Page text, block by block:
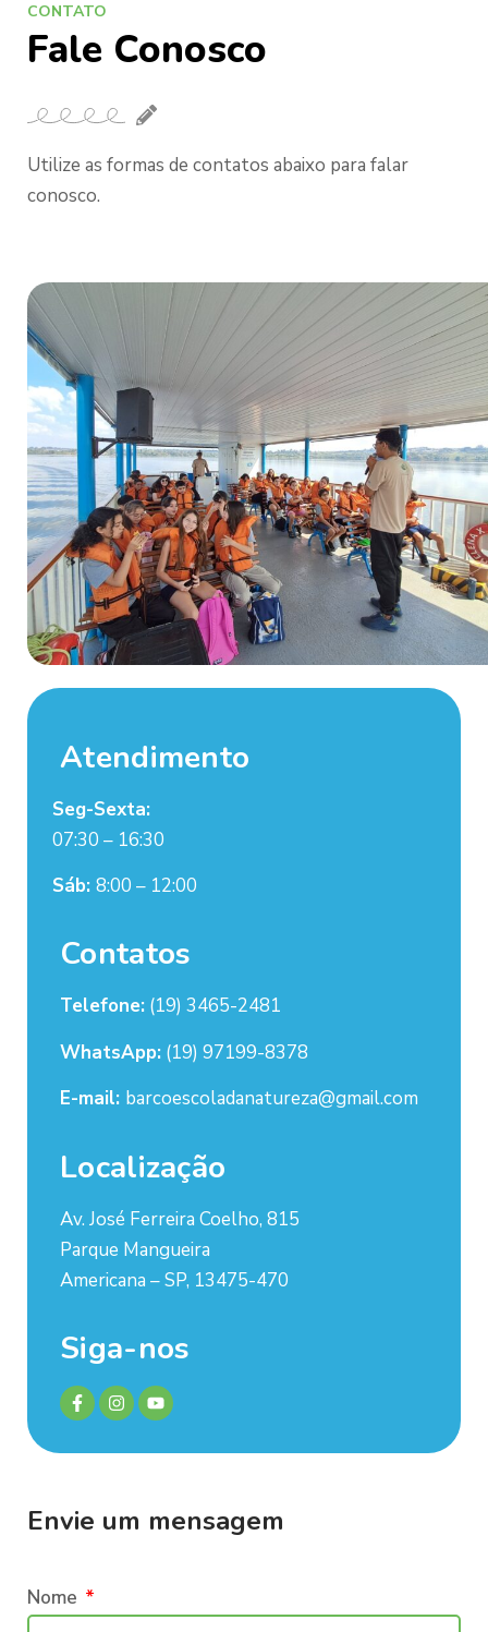
CONTATO
Fale Conosco
Utilize as formas de contatos abaixo para falar
conosco.
Atendimento
Seg-Sexta:
07:30 – 16:30
Sáb: 8:00 – 12:00
Contatos
Telefone: (19) 3465-2481
WhatsApp: (19) 97199-8378
E-mail: barcoescoladanatureza@gmail.com
Localização
Av. José Ferreira Coelho, 815
Parque Mangueira
Americana – SP, 13475-470
Siga-nos
Envie um mensagem
Nome